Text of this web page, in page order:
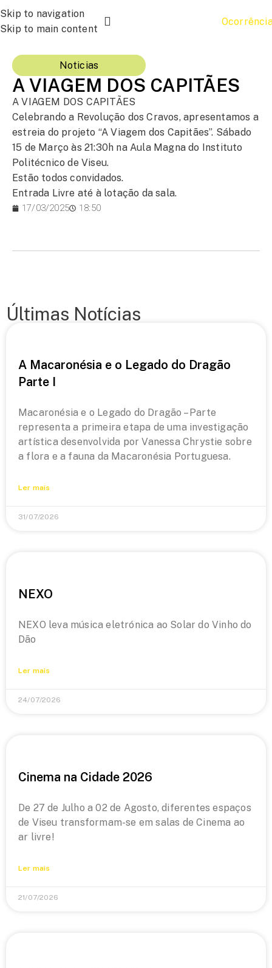
Skip to navigation
Skip to main content
Noticias
A VIAGEM DOS CAPITÃES
A VIAGEM DOS CAPITÃES
Celebrando a Revolução dos Cravos, apresentamos a
estreia do projeto “A Viagem dos Capitães”. Sábado
15 de Março às 21:30h na Aula Magna do Instituto
Politécnico de Viseu.
Estão todos convidados.
Entrada Livre até à lotação da sala.
17/03/2025 18:50
Últimas Notícias
A Macaronésia e o Legado do Dragão
Parte I
Macaronésia e o Legado do Dragão – Parte
representa a primeira etapa de uma investigação
artística desenvolvida por Vanessa Chrystie sobre
a flora e a fauna da Macaronésia Portuguesa.
Ler mais
31/07/2026
NEXO
NEXO leva música eletrónica ao Solar do Vinho do
Dão
Ler mais
24/07/2026
Cinema na Cidade 2026
De 27 de Julho a 02 de Agosto, diferentes espaços
de Viseu transformam-se em salas de Cinema ao
ar livre!
Ler mais
21/07/2026